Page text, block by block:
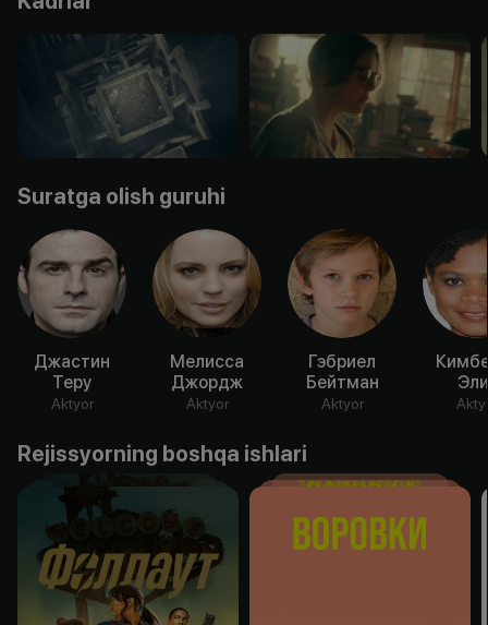
Suratga olish guruhi
Джастин
Теру
Aktyor
Мелисса
Джордж
Aktyor
Гэбриел
Бейтман
Aktyor
Rejissyorning boshqa ishlari